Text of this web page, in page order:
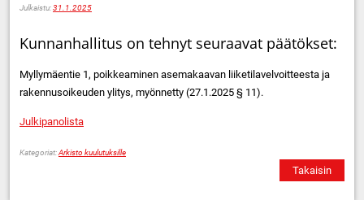
Julkaistu:31.1.2025
Kunnanhallitus on tehnyt seuraavat päätökset:
Myllymäentie 1, poikkeaminen asemakaavan liiketilavelvoitteesta ja
rakennusoikeuden ylitys, myönnetty (27.1.2025 § 11).
Julkipanolista
Kategoriat:Arkisto kuulutuksille
Takaisin